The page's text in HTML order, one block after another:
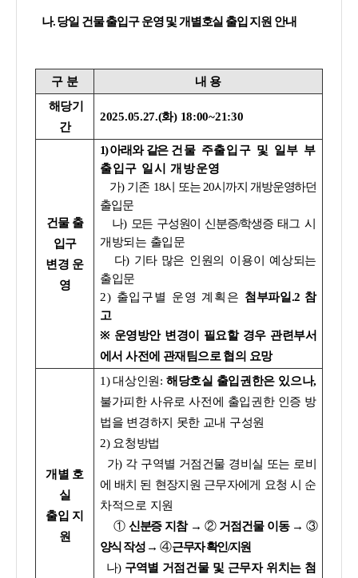
나. 당일 건물 출입구 운영 및 개별호실 출입 지원 안내
구 분
내 용
해당기
간
2025.05.27.(화) 18:00~21:30
건물 출
입구
변경 운
영
1)아래와 같은 건물 주출입구 및 일부 부
출입구 일시 개방운영
가) 기존 18시 또는 20시까지 개방운영하던
출입문
나) 모든 구성원이 신분증/학생증태그 시
개방되는 출입문
다) 기타많은 인원의 이용이 예상되는
출입문
2) 출입구별 운영 계획은 첨부파일.2 참
고
※ 운영방안 변경이 필요할 경우 관련부서
에서 사전에 관재팀으로 협의 요망
개별 호
실
출입 지
원
1) 대상인원: 해당호실 출입권한은 있으나,
불가피한 사유로 사전에 출입권한 인증 방
법을 변경하지 못한 교내 구성원
2) 요청방법
가) 각 구역별 거점건물 경비실 또는 로비
에 배치 된 현장지원 근무자에게 요청 시
순
차적으로 지원
① 신분증 지참 → ② 거점건물 이동 → ③
양식 작성 → ④근무자 확인/지원
나) 구역별 거점건물 및 근무자 위치는 첨